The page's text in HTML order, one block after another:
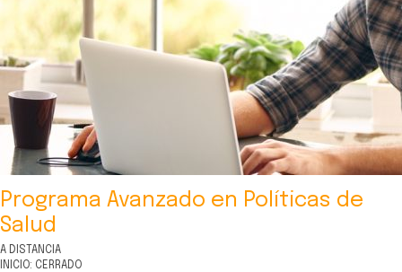
Programa Avanzado en Políticas de
Salud
A DISTANCIA
INICIO: CERRADO